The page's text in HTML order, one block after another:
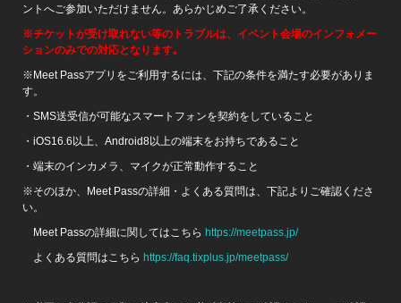
ントへご参加いただけません。あらかじめご了承ください。
※チケットが受け取れない等のトラブルは、イベント会場のインフォメー
ションのみでの対応となります｡
※Meet Passアプリをご利用するには、下記の条件を満たす必要がありま
す。
・SMS送受信が可能なスマートフォンを契約をしていること
・iOS16.6以上、Android8以上の端末をお持ちであること
・端末のインカメラ、マイクが正常動作すること
※そのほか、Meet Passの詳細・よくある質問は、下記よりご確認くださ
い。
Meet Passの詳細に関してはこちら https://meetpass.jp/
よくある質問はこちら https://faq.tixplus.jp/meetpass/